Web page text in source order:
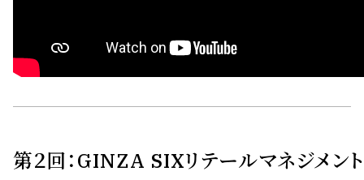
第２回：GINZA SIXリテールマネジメン